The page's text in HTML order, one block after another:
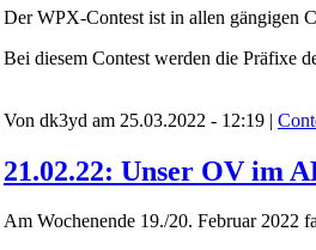
Der WPX-Contest ist in allen gängigen
Bei diesem Contest werden die Präfixe
Von dk3yd am 25.03.2022 - 12:19 |
21.02.22: Unser OV im
Am Wochenende 19./20. Februar 2022